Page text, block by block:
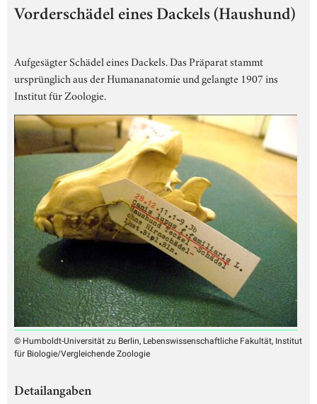
Vorderschädel eines Dackels (Haushund)
Aufgesägter Schädel eines Dackels. Das Präparat stammt
ursprünglich aus der Humananatomie und gelangte 1907 ins
Institut für Zoologie.
© Humboldt-Universität zu Berlin, Lebenswissenschaftliche Fakultät, Institut
für Biologie/Vergleichende Zoologie
Detailangaben